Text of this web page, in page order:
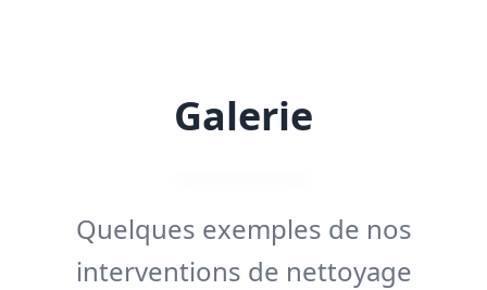
Galerie
Quelques exemples de nos
interventions de nettoyage